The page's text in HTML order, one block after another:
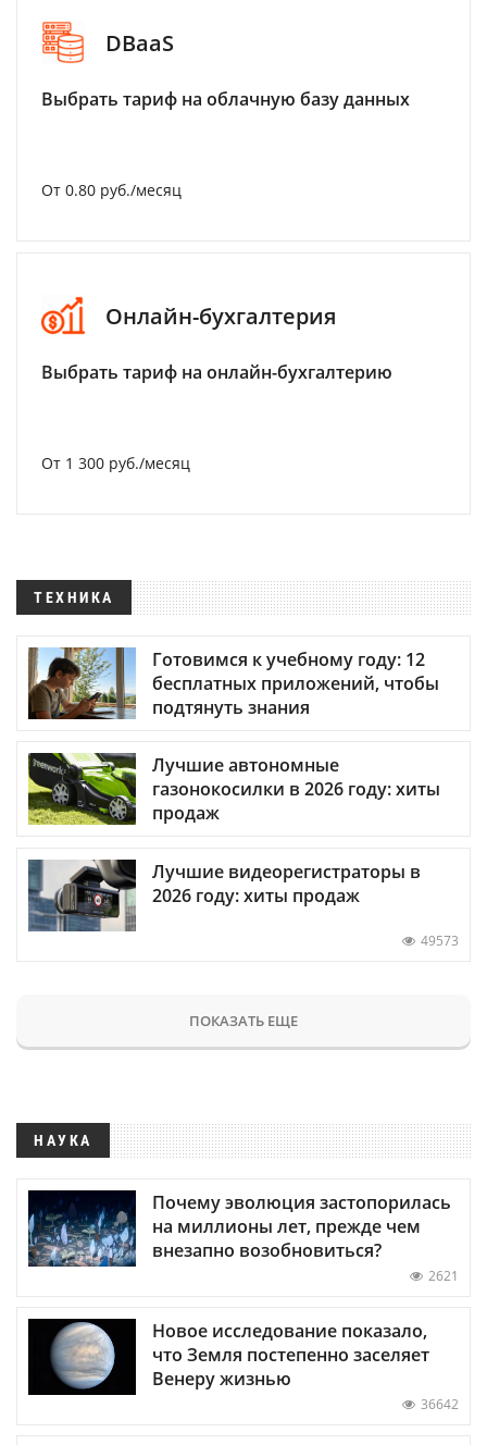
DBaaS
Выбрать тариф на облачную базу данных
От 0.80 руб./месяц
Онлайн-бухгалтерия
Выбрать тариф на онлайн-бухгалтерию
От 1 300 руб./месяц
ТЕХНИКА
Готовимся к учебному году: 12
бесплатных приложений, чтобы
подтянуть знания
Лучшие автономные
газонокосилки в 2026 году: хиты
продаж
Лучшие видеорегистраторы в
2026 году: хиты продаж
49573
ПОКАЗАТЬ ЕЩЕ
НАУКА
Почему эволюция застопорилась
на миллионы лет, прежде чем
внезапно возобновиться?
2621
Новое исследование показало,
что Земля постепенно заселяет
Венеру жизнью
36642